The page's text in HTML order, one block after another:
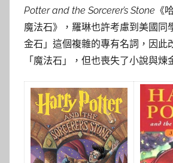
Potter and the Sorcerer’s Stone 《
魔法石》，羅琳也許考慮到美國同
金石」這個複雜的專有名詞，因此
「魔法石」，但也喪失了小說與煉